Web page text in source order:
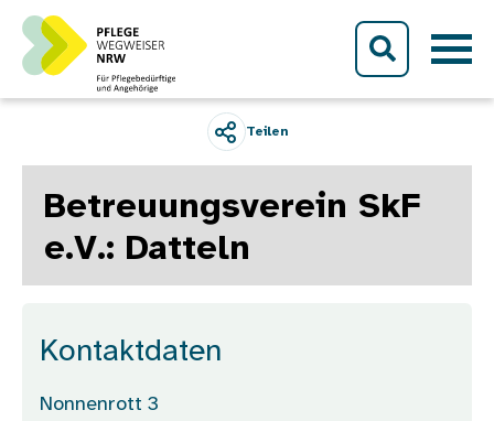
Direkt zum Inhalt
Teilen
Betreuungsverein SkF
e.V.: Datteln
Kontaktdaten
Nonnenrott 3